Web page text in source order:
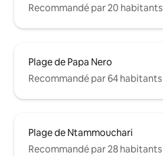
Recommandé par 20 habitants
Plage de Papa Nero
Recommandé par 64 habitants
Plage de Ntammouchari
Recommandé par 28 habitants